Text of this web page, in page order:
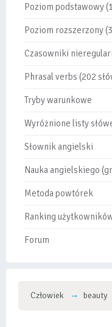
Poziom podstawowy
Poziom rozszerzony
Czasowniki
Phrasal verbs (202
Tryby warunkowe
Wyróżnione listy
Słownik angielski
Nauka angielskiego
Metoda powtórek
Ranking
Forum
Człowiek beauty